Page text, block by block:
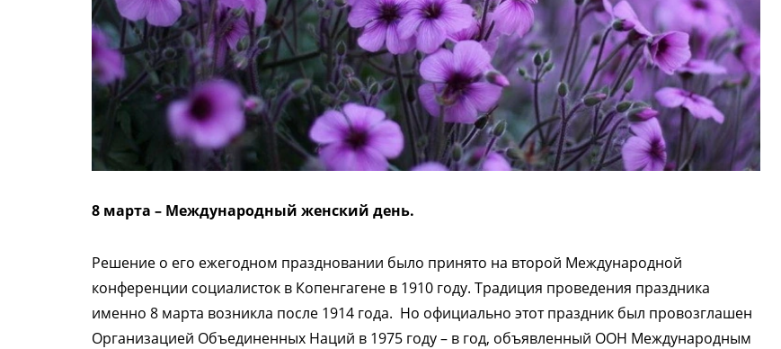
8 марта – Международный женский день.
Решение о его ежегодном праздновании было принято на второй Международной
конференции социалисток в Копенгагене в 1910 году. Традиция проведения праздника
именно 8 марта возникла после 1914 года. Но официально этот праздник был провозглашен
Организацией Объединенных Наций в 1975 году – в год, объявленный ООН Международным